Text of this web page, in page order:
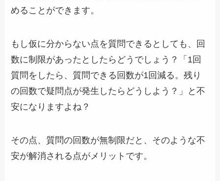
めることができます。
もし仮に分からない点を質問できるとしても、回
数に制限があったとしたらどうでしょう？「1回
質問をしたら、質問できる回数が1回減る。残り
の回数で疑問点が発生したらどうしよう？」と不
安になりますよね？
その点、質問の回数が無制限だと、そのような不
安が解消される点がメリットです。